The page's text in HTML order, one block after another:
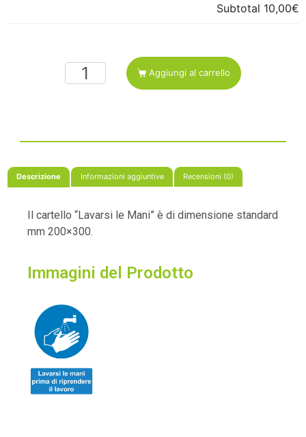
Subtotal 10,00€
Aggiungi al carrello
Descrizione Informazioni aggiuntive Recensioni (0)
Il cartello “Lavarsi le Mani” è di dimensione standard
mm 200×300.
Immagini del Prodotto